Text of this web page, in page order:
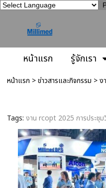
หน้าแรก รู้จักเรา
หน้าแรก >ข่าวสารและกิจกรรม >ง
Tags: งาน rcopt 2025 การประชุ